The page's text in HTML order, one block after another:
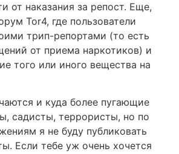
от наказания за репост. Еще,
Tor4, где пользователи
трип-репортами (то есть
от приема наркотиков) и
того или иного вещества на
и куда более пугающие
садисты, террористы, но по
я не буду публиковать
Если тебе уж очень хочется